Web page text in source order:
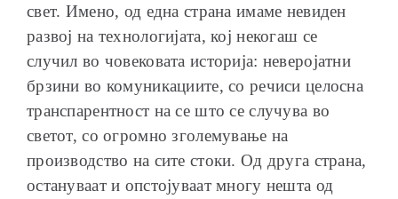
свет. Имено, од една страна имаме невиден
развој на технологијата, кој некогаш се
случил во човековата историја: неверојатни
брзини во комуникациите, со речиси целосна
транспарентност на се што се случува во
светот, со огромно зголемување на
производство на сите стоки. Од друга страна,
остануваат и опстојуваат многу нешта од